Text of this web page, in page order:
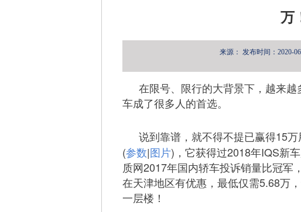
万
来源： 发布时间：2020-
在限号、限行的大背景下，越来越
车成了很多人的首选。
说到靠谱，就不得不提已赢得15
(参数|图片)，它获得过2018年IQS新
质网2017年国内轿车投诉销量比冠军
在天津地区有优惠，最低仅需5.68万
一层楼！